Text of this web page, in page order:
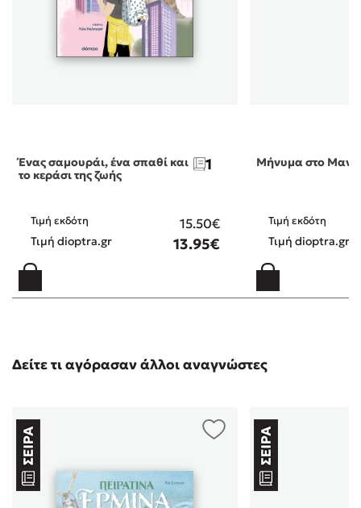
Ένας σαμουράι, ένα σπαθί και
το κεράσι της ζωής
1
Τιμή εκδότη 15.50€
Τιμή dioptra.gr 13.95€
Μήνυμα στο
Τιμή εκδότη
Τιμή dioptra.gr
Δείτε τι αγόρασαν άλλοι αναγνώστες